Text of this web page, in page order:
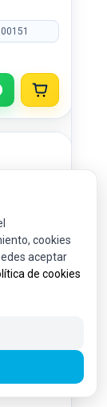
cookies
aceptar
de cookies